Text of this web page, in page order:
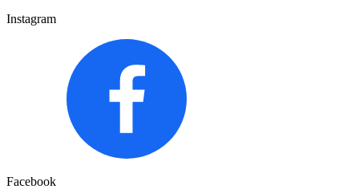
Instagram
Facebook